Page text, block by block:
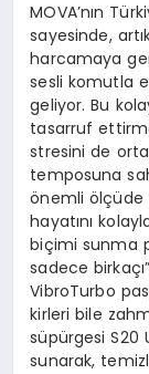
MOVA’nın
sayesinde,
harcamaya
sesli komutla
geliyor. Bu
tasarruf
stresini de
temposuna
önemli ölçüde
hayatını
biçimi sunma
sadece
VibroTurbo
kirleri bile
süpürgesi S20
sunarak,